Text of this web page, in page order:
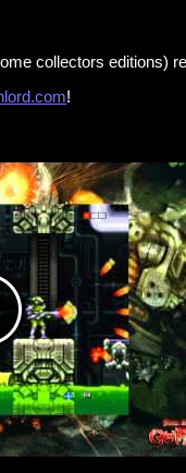
collectors editions)
!